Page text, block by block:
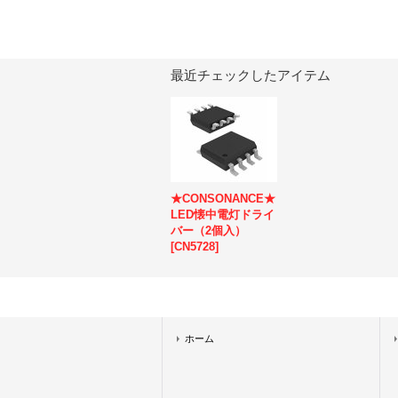
最近チェックしたアイテム
★CONSONANCE★
LED懐中電灯ドライ
バー（2個入）
[CN5728]
ホーム